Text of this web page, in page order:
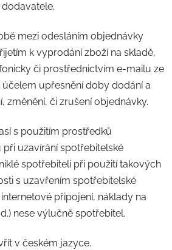
mezi odesláním objednávky
k vyprodání zboží na skladě,
či prostřednictvím e-mailu ze
upřesnění doby dodání a
změnění, či zrušení objednávky.
s použitím prostředků
při uzavírání spotřebitelské
spotřebiteli při použití takových
s uzavřením spotřebitelské
připojení, náklady na
nese výlučně spotřebitel.
v českém jazyce.